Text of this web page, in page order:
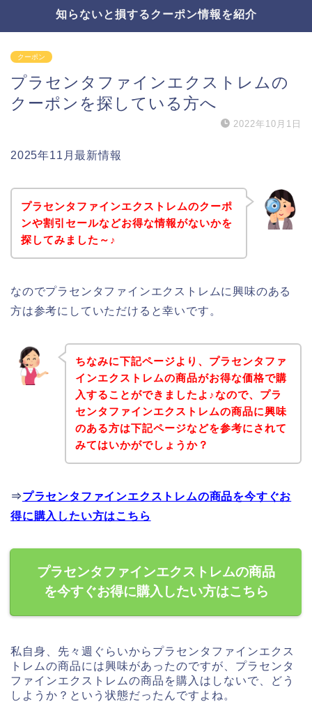
知らないと損するクーポン情報を紹介
クーポン
プラセンタファインエクストレムの
クーポンを探している方へ
2022年10月1日
2025年11月最新情報
プラセンタファインエクストレムのクーポ
ンや割引セールなどお得な情報がないかを
探してみました～♪
なのでプラセンタファインエクストレムに興味のある
方は参考にしていただけると幸いです。
ちなみに下記ページより、プラセンタファ
インエクストレムの商品がお得な価格で購
入することができましたよ♪なので、プラ
センタファインエクストレムの商品に興味
のある方は下記ページなどを参考にされて
みてはいかがでしょうか？
⇒プラセンタファインエクストレムの商品を今すぐお
得に購入したい方はこちら
プラセンタファインエクストレムの商品
を今すぐお得に購入したい方はこちら
私自身、先々週ぐらいからプラセンタファインエクス
トレムの商品には興味があったのですが、プラセンタ
ファインエクストレムの商品を購入はしないで、どう
しようか？という状態だったんですよね。